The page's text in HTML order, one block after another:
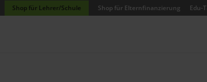
Shop für Lehrer/Schule Shop für Elternfinanzierung Edu-